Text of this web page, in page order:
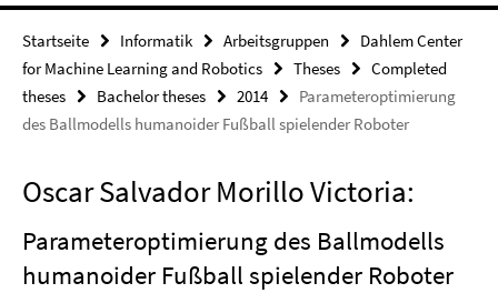
Startseite Informatik Arbeitsgruppen
Dahlem Center
for Machine Learning and Robotics
Theses
Completed
theses
Bachelor theses 2014
Parameteroptimierung
des Ballmodells humanoider Fußball spielender Roboter
Oscar Salvador Morillo Victoria:
Parameteroptimierung des Ballmodells
humanoider Fußball spielender Roboter